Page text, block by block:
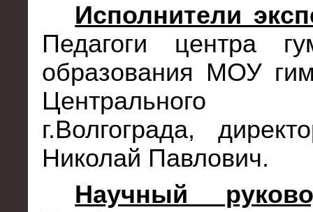
Исполнители
Педагоги центра
образования МОУ
г.Волгограда,
Николай Павлович.
Научный